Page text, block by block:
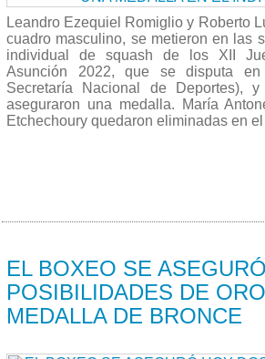
Leandro Ezequiel Romiglio y Roberto
cuadro masculino, se metieron en las
individual de squash de los XII
Asunción 2022, que se disputa
Secretaría Nacional de Deportes),
aseguraron una medalla. María
Etchechoury quedaron eliminadas en
EL BOXEO SE
POSIBILIDADES DE
MEDALLA DE BRONCE